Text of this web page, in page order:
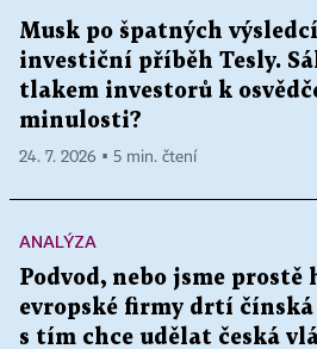
Musk po špatných
investiční příběh Tesly.
tlakem investorů k
minulosti?
24. 7. 2026 ▪ 5 min. čtení
ANALÝZA
Podvod, nebo jsme prostě
evropské firmy drtí čínská
s tím chce udělat česká